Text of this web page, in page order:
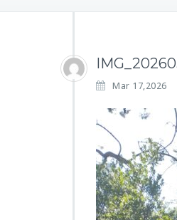
Mar 17,2026